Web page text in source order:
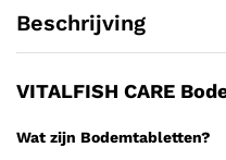
Beschrijving
VITALFISH CARE
Wat zijn Bodemtabletten?